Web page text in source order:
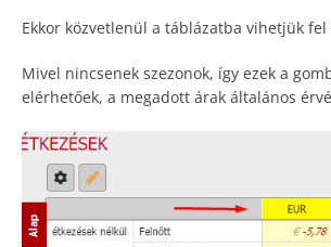
Ekkor közvetlenül a táblázatba vihetjük fel
Mivel nincsenek szezonok, így ezek a
elérhetőek, a megadott árak általános